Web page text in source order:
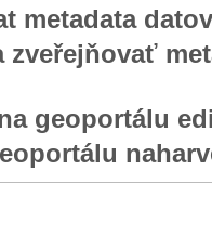
metadata
zveřejňovať
geoportálu